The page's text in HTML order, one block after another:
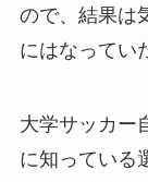
ので、結果は
にはなってい
大学サッカー
に知っている